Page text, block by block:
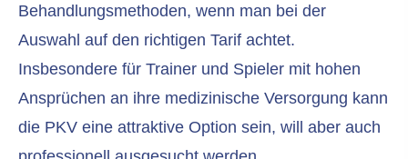
Behandlungsmethoden, wenn man bei der
Auswahl auf den richtigen Tarif achtet.
Insbesondere für Trainer und Spieler mit hohen
Ansprüchen an ihre medizinische Versorgung kann
die PKV eine attraktive Option sein, will aber auch